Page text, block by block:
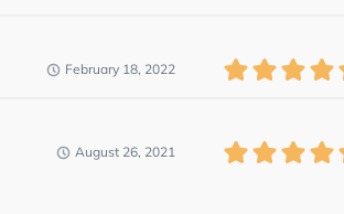
February 18, 2022
August 26, 2021